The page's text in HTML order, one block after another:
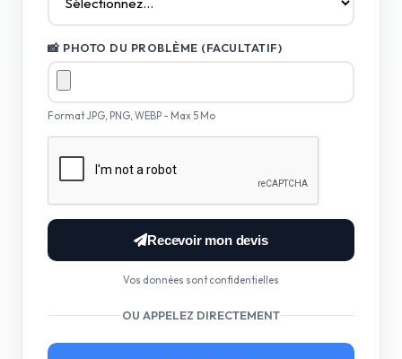
📸 PHOTO DU PROBLÈME (FACULTATIF)
Format JPG, PNG, WEBP - Max 5 Mo
Recevoir mon devis
Vos données sont confidentielles
OU APPELEZ DIRECTEMENT